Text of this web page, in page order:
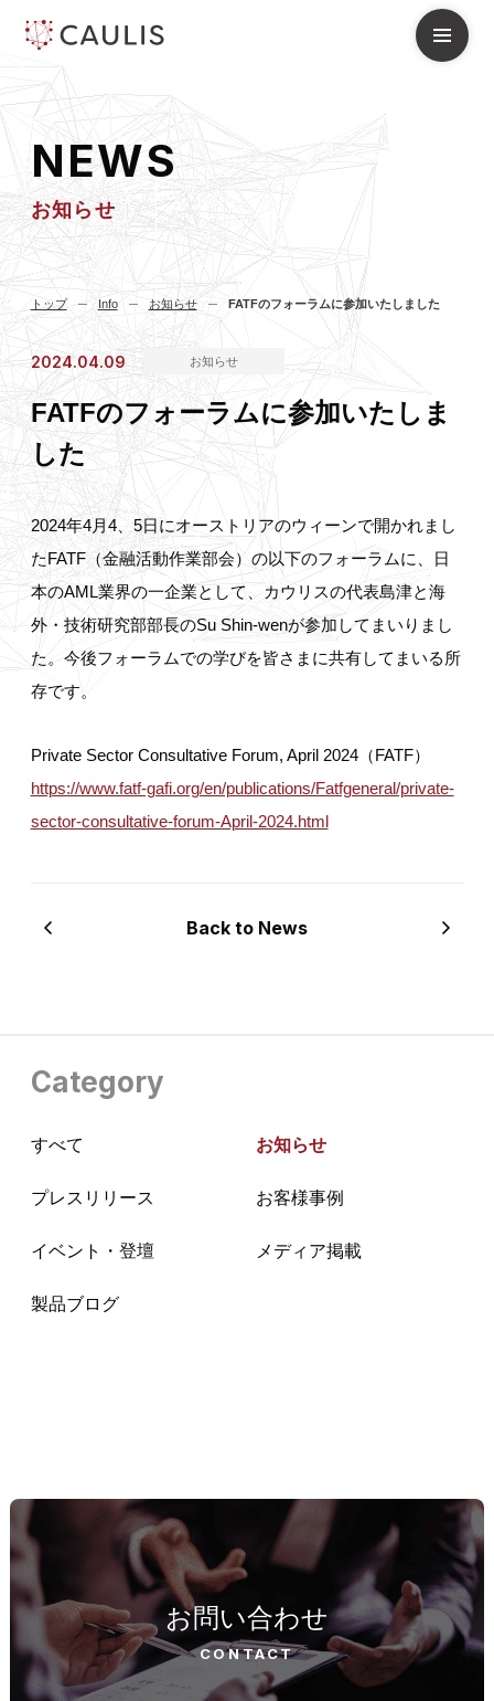
NEWS
お知らせ
トップ Info お知らせ FATFのフォーラムに参加いたしました
2024.04.09 お知らせ
FATFのフォーラムに参加いたしま
した
2024年4月4、5日にオーストリアのウィーンで開かれまし
たFATF（金融活動作業部会）の以下のフォーラムに、日
本のAML業界の一企業として、カウリスの代表島津と海
外・技術研究部部長のSu Shin-wenが参加してまいりまし
た。今後フォーラムでの学びを皆さまに共有してまいる所
存です。
Private Sector Consultative Forum, April 2024（FATF）
https://www.fatf-gafi.org/en/publications/Fatfgeneral/private-
sector-consultative-forum-April-2024.html
Back to News
Category
すべて お知らせ
プレスリリース お客様事例
イベント・登壇 メディア掲載
製品ブログ
お問い合わせ
CONTACT